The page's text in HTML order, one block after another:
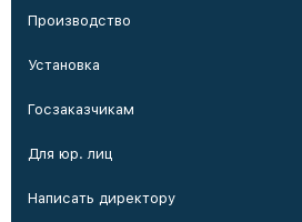
Производство
Установка
Госзаказчикам
Для юр. лиц
Написать директору